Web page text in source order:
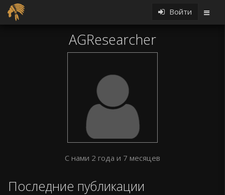
Войти
AGResearcher
С нами 2 года и 7 месяцев
Последние публикации